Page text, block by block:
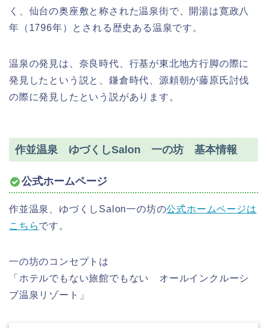
く、仙台の奥座敷と称された温泉街で、開湯は寛政八
年（1796年）とされる歴史ある温泉です。
温泉の発見は、奈良時代、行基が東北地方行脚の際に
発見したという説と、鎌倉時代、源頼朝が藤原氏討伐
の際に発見したという説があります。
作並温泉 ゆづくしSalon 一の坊 基本情報
公式ホームページ
作並温泉、ゆづくしSalon一の坊の公式ホームページは
こちらです。
一の坊のコンセプトは
「ホテルでもない旅館でもない オールインクルーシ
ブ温泉リゾート」